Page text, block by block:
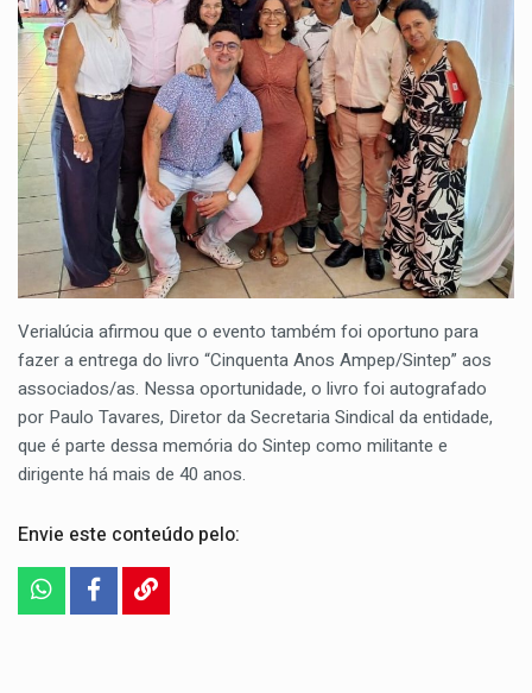
Verialúcia afirmou que o evento também foi oportuno para
fazer a entrega do livro “Cinquenta Anos Ampep/Sintep” aos
associados/as. Nessa oportunidade, o livro foi autografado
por Paulo Tavares, Diretor da Secretaria Sindical da entidade,
que é parte dessa memória do Sintep como militante e
dirigente há mais de 40 anos.
Envie este conteúdo pelo: